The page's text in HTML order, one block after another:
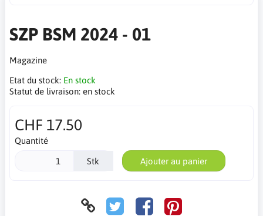
SZP BSM 2024 - 01
Magazine
Etat du stock: En stock
Statut de livraison: en stock
CHF 17.50
Quantité
Stk Ajouter au panier